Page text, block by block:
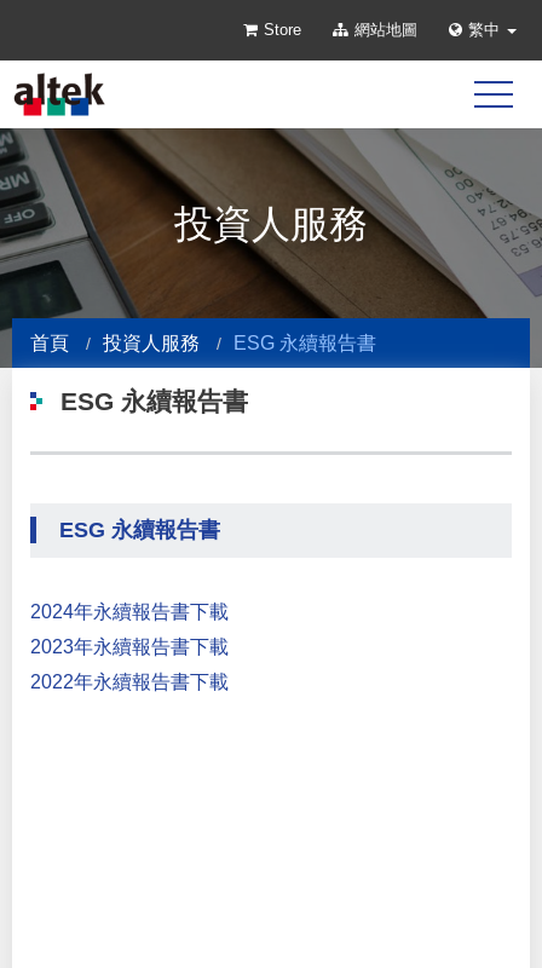
Store 網站地圖 繁中
投資人服務
首頁 投資人服務 ESG 永續報告書
ESG 永續報告書
ESG 永續報告書
2024年永續報告書下載
2023年永續報告書下載
2022年永續報告書下載